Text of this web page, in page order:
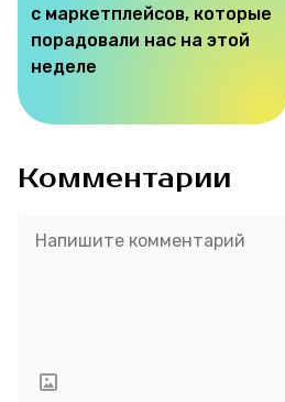
с маркетплейсов, которые
порадовали нас на этой
неделе
Комментарии